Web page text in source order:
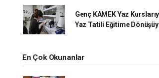
Genç KAMEK Yaz
Yaz Tatili Eğitime
En Çok Okunanlar